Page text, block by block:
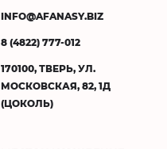
INFO@AFANASY.BIZ
8 (4822) 777-012
170100, ТВЕРЬ, УЛ.
МОСКОВСКАЯ, 82, 1Д
(ЦОКОЛЬ)